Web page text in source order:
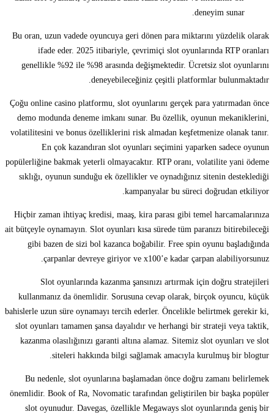
deneyim sunar.
Bu oran, uzun vadede oyuncuya geri dönen para miktarını yüzdelik olarak
ifade eder. 2025 itibariyle, çevrimiçi slot oyunlarında RTP oranları
genellikle %92 ile %98 arasında değişmektedir. Ücretsiz slot oyunlarını
deneyebileceğiniz çeşitli platformlar bulunmaktadır.
Çoğu online casino platformu, slot oyunlarını gerçek para yatırmadan önce
demo modunda deneme imkanı sunar. Bu özellik, oyunun mekaniklerini,
volatilitesini ve bonus özelliklerini risk almadan keşfetmenize olanak tanır.
En çok kazandıran slot oyunları seçimini yaparken sadece oyunun
popülerliğine bakmak yeterli olmayacaktır. RTP oranı, volatilite yani ödeme
sıklığı, oyunun sunduğu ek özellikler ve oynadığınız sitenin desteklediği
kampanyalar bu süreci doğrudan etkiliyor.
Hiçbir zaman ihtiyaç kredisi, maaş, kira parası gibi temel harcamalarınıza
ait bütçeyle oynamayın. Slot oyunları kısa sürede tüm paranızı bitirebileceği
gibi bazen de sizi bol kazanca boğabilir. Free spin oyunu başladığında
çarpanlar devreye giriyor ve x100’e kadar çarpan alabiliyorsunuz.
Slot oyunlarında kazanma şansınızı artırmak için doğru stratejileri
kullanmanız da önemlidir. Sorusuna cevap olarak, birçok oyuncu, küçük
bahislerle uzun süre oynamayı tercih ederler. Öncelikle belirtmek gerekir ki,
slot oyunları tamamen şansa dayalıdır ve herhangi bir strateji veya taktik,
kazanma olasılığınızı garanti altına alamaz. Sitemiz slot oyunları ve slot
siteleri hakkında bilgi sağlamak amacıyla kurulmuş bir blogtur.
Bu nedenle, slot oyunlarına başlamadan önce doğru zamanı belirlemek
önemlidir. Book of Ra, Novomatic tarafından geliştirilen bir başka popüler
slot oyunudur. Davegas, özellikle Megaways slot oyunlarında geniş bir